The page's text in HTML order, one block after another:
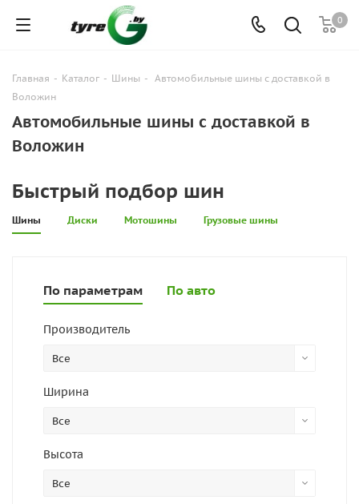
0
Главная - Каталог - Шины - Автомобильные шины с доставкой в
Воложин
Автомобильные шины с доставкой в
Воложин
Быстрый подбор шин
Шины Диски Мотошины Грузовые шины
По параметрам По авто
Производитель
Все
Ширина
Все
Высота
Все